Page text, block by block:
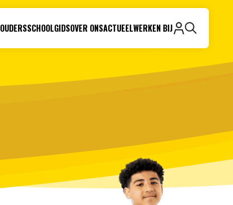
OUDERSSCHOOLGIDSOVER ONSACTUEELWERKEN BIJ
Zoeken